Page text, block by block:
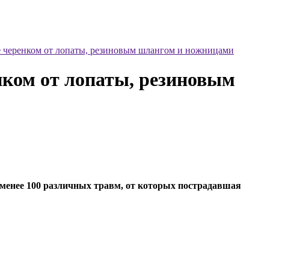
от лопаты, резиновым шлангом и ножницами
от лопаты, резиновым
100 различных травм, от которых пострадавшая